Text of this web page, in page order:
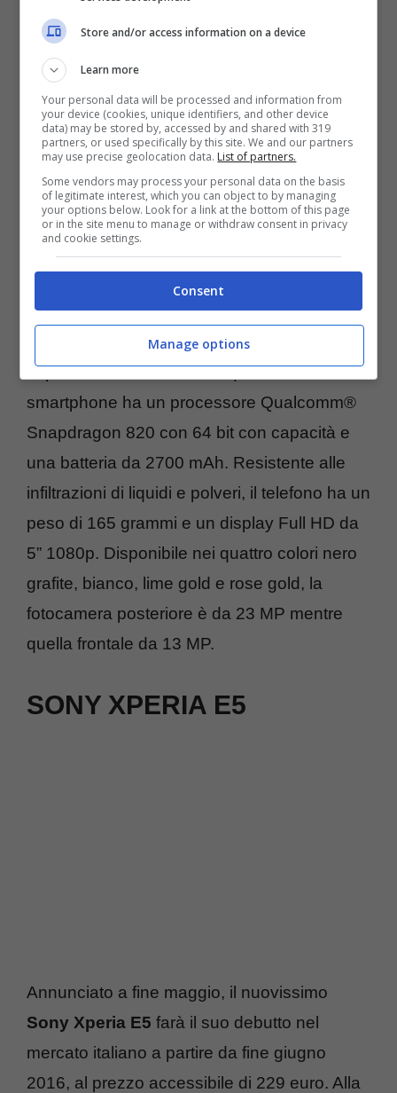
quella frontale è da 13 MP.
Acquista Sony F5121 Xperia X Black su
Amazon
SONY XPERIA X
PERFORMANCE
Performance. Con una memoria RAM da
3GB e una memoria flash da 32Gb
espandibile fino a 200GB, questo
smartphone ha un processore Qualcomm®
Snapdragon 820 con 64 bit con capacità e
una batteria da 2700 mAh. Resistente alle
infiltrazioni di liquidi e polveri, il telefono ha un
peso di 165 grammi e un display Full HD da
5” 1080p. Disponibile nei quattro colori nero
grafite, bianco, lime gold e rose gold, la
fotocamera posteriore è da 23 MP mentre
quella frontale da 13 MP.
SONY XPERIA E5
Annunciato a fine maggio, il nuovissimo
Sony Xperia E5 farà il suo debutto nel
mercato italiano a partire da fine giugno
2016, al prezzo accessibile di 229 euro. Alla
Store and/or access information on a device
Learn more
Your personal data will be processed and information from
your device (cookies, unique identifiers, and other device
data) may be stored by, accessed by and shared with 319
partners, or used specifically by this site. We and our partners
may use precise geolocation data. List of partners.
Some vendors may process your personal data on the basis
of legitimate interest, which you can object to by managing
your options below. Look for a link at the bottom of this page
or in the site menu to manage or withdraw consent in privacy
and cookie settings.
Consent
Manage options